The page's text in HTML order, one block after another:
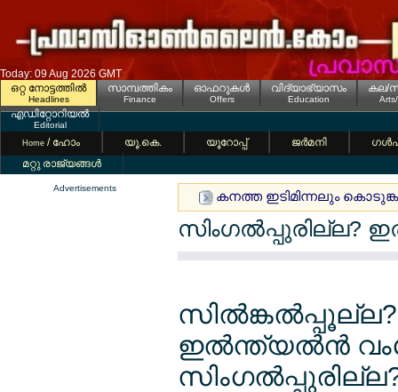
Today: 09 Aug 2026 GMT
ഒറ്റ നോട്ടത്തില്‍
Headlines
സാമ്പത്തികം
Finance
ഓഫറുകള്‍
Offers
വിദ്യാഭ്യാസം
Education
കല/
എഡിറ്റോറിയല്‍
Editorial
Home / ഹോം യൂ.കെ. യൂറോപ്പ് ജര്‍മനി
മറ്റു രാജ്യങ്ങള്‍
Advertisements
കനത്ത ഇടിമിന്നലും
സിംഗല്‍പ്പുരില്ല?
സില്‍ങ്കല്‍പ്പൂല്ല?
ഇല്‍ന്ത്യല്‍ന്‍